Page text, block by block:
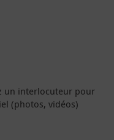
un interlocuteur pour
(photos, vidéos)